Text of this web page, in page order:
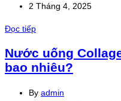
2 Tháng 4, 2025
Đọc tiếp
Nước uống
bao nhiêu?
By admin